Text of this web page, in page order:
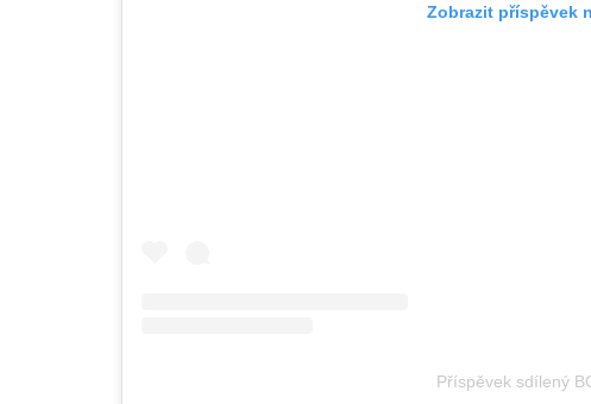
Zobrazit příspěvek
Příspěvek sdílený